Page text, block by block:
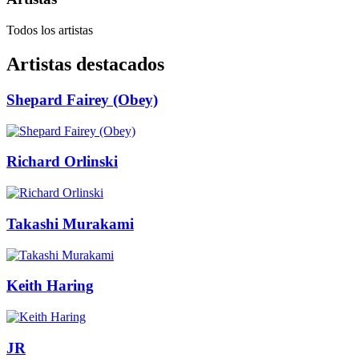
Todos los artistas
Artistas destacados
Shepard Fairey (Obey)
Richard Orlinski
Takashi Murakami
Keith Haring
JR